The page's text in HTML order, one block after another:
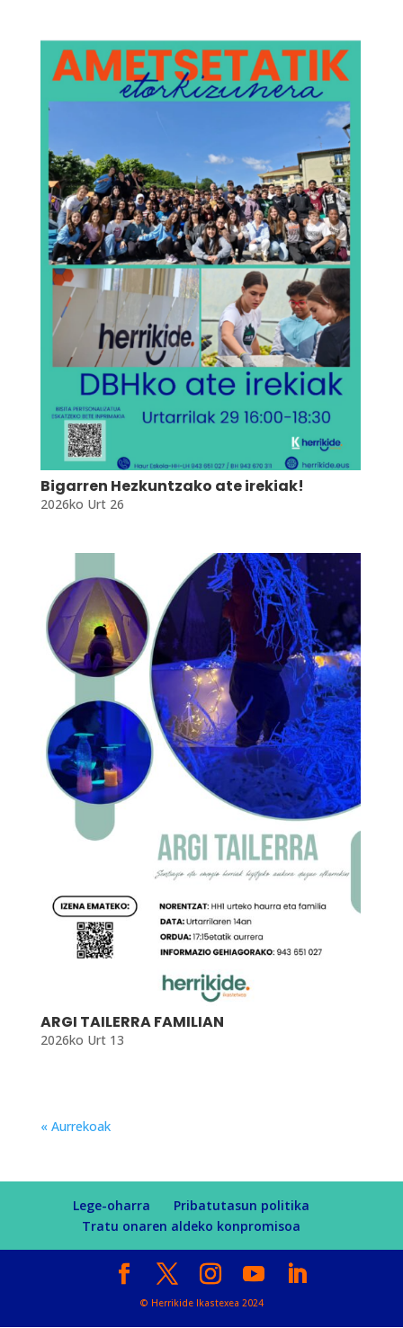
Bigarren Hezkuntzako ate irekiak!
2026ko Urt 26
ARGI TAILERRA FAMILIAN
2026ko Urt 13
« Aurrekoak
Lege-oharra
Pribatutasun politika
Tratu onaren aldeko konpromisoa
© Herrikide Ikastexea 2024